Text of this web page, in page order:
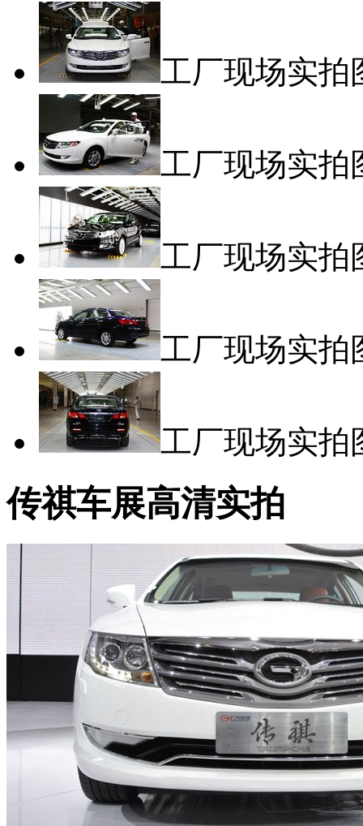
工厂现场实拍
工厂现场实拍
工厂现场实拍
工厂现场实拍
工厂现场实拍
传祺车展高清实拍